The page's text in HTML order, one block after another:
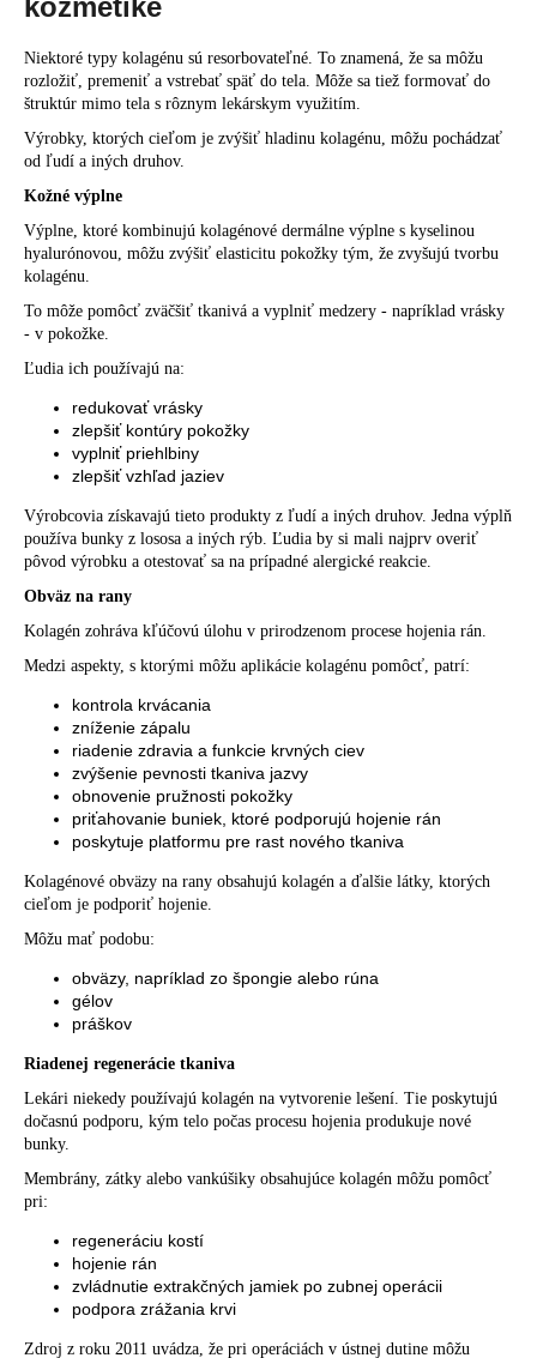
Niektoré typy kolagénu sú resorbovateľné . To znamená, že sa môžu
rozložiť, premeniť a vstrebať späť do tela. Môže sa tiež formovať do
štruktúr mimo tela s rôznym lekárskym využitím.
Výrobky, ktorých cieľom je zvýšiť hladinu kolagénu, môžu pochádzať
od ľudí a iných druhov.
Kožné výplne
Výplne, ktoré kombinujú kolagénové dermálne výplne s kyselinou
hyalurónovou, môžu zvýšiť elasticitu pokožky tým, že zvyšujú tvorbu
kolagénu.
To môže pomôcť zväčšiť tkanivá a vyplniť medzery - napríklad vrásky
- v pokožke.
Ľudia ich používajú na:
redukovať vrásky
zlepšiť kontúry pokožky
vyplniť priehlbiny
zlepšiť vzhľad jaziev
Výrobcovia získavajú tieto produkty z ľudí a iných druhov. Jedna výplň
používa bunky z lososa a iných rýb. Ľudia by si mali najprv overiť
pôvod výrobku a otestovať sa na prípadné alergické reakcie.
Obväz na rany
Kolagén zohráva kľúčovú úlohu v prirodzenom procese hojenia rán.
Medzi aspekty, s ktorými môžu aplikácie kolagénu pomôcť, patrí:
kontrola krvácania
zníženie zápalu
riadenie zdravia a funkcie krvných ciev
zvýšenie pevnosti tkaniva jazvy
obnovenie pružnosti pokožky
priťahovanie buniek, ktoré podporujú hojenie rán
poskytuje platformu pre rast nového tkaniva
Kolagénové obväzy na rany obsahujú kolagén a ďalšie látky, ktorých
cieľom je podporiť hojenie.
Môžu mať podobu:
obväzy, napríklad zo špongie alebo rúna
gélov
práškov
Riadenej regenerácie tkaniva
Lekári niekedy používajú kolagén na vytvorenie lešení. Tie poskytujú
dočasnú podporu, kým telo počas procesu hojenia produkuje nové
bunky.
Membrány, zátky alebo vankúšiky obsahujúce kolagén môžu pomôcť
pri:
regeneráciu kostí
hojenie rán
zvládnutie extrakčných jamiek po zubnej operácii
podpora zrážania krvi
Zdroj z roku 2011 uvádza, že pri operáciách v ústnej dutine môžu